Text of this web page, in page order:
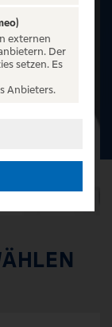
externen
Der
setzen. Es
Anbieters.